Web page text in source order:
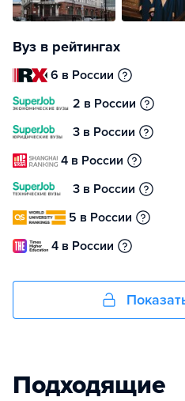
Вуз в рейтингах
6 в России
2 в России
3 в России
4 в России
3 в России
5 в России
4 в России
Подходящие